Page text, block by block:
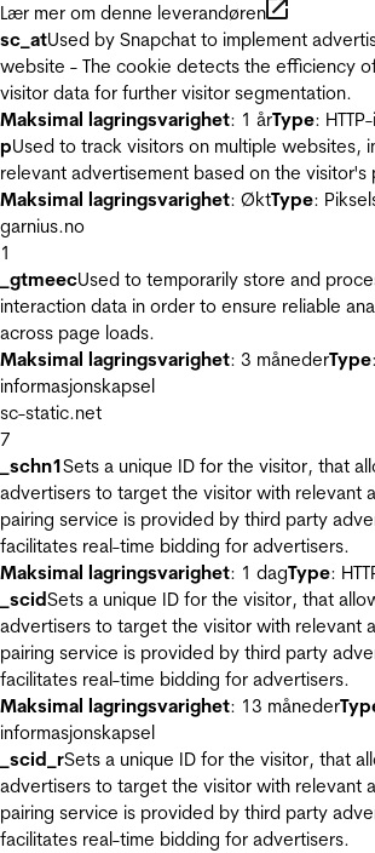
Lær mer om denne leverandøren
sc_atUsed by Snapchat to implement
website - The cookie detects the efficiency
visitor data for further visitor segmentation.
Maksimal lagringsvarighet: 1 årType:
pUsed to track visitors on multiple websites,
relevant advertisement based on the visitor's
Maksimal lagringsvarighet: ØktType:
garnius.no
1
_gtmeecUsed to temporarily store and
interaction data in order to ensure reliable
across page loads.
Maksimal lagringsvarighet: 3 månederType
informasjonskapsel
sc-static.net
7
_schn1Sets a unique ID for the visitor, that
advertisers to target the visitor with relevant
pairing service is provided by third party
facilitates real-time bidding for advertisers.
Maksimal lagringsvarighet: 1 dagType:
_scidSets a unique ID for the visitor, that
advertisers to target the visitor with relevant
pairing service is provided by third party
facilitates real-time bidding for advertisers.
Maksimal lagringsvarighet: 13 måneder
informasjonskapsel
_scid_rSets a unique ID for the visitor, that
advertisers to target the visitor with relevant
pairing service is provided by third party
facilitates real-time bidding for advertisers.